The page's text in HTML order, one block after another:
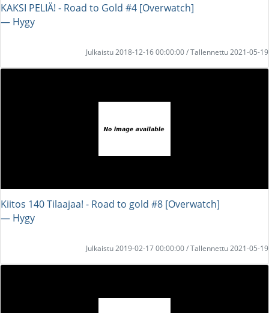
KAKSI PELIÄ! - Road to Gold #4 [Overwatch]
― Hygy
Julkaistu 2018-12-16 00:00:00 / Tallennettu 2021-05-19
Kiitos 140 Tilaajaa! - Road to gold #8 [Overwatch]
― Hygy
Julkaistu 2019-02-17 00:00:00 / Tallennettu 2021-05-19